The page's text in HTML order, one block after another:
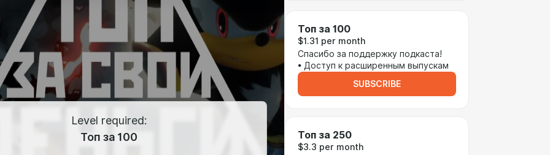
Level required:
Топ за 100
Топ за 100
$1.31 per month
Спасибо за поддержку подкаста!
• Доступ к расширенным выпускам
SUBSCRIBE
Топ за 250
$3.3 per month